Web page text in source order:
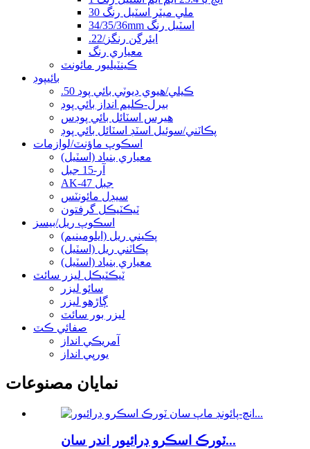
30 ملي ميٽر اسٽيل رنگ
34/35/36mm اسٽيل رنگ
.22/ايئرگن رنگز
معياري رنگ
ڪينٽيليور مائونٽ
بائيپوڊ
.50 ڪيلي/هيوي ڊيوٽي بائي پوڊ
بيرل-ڪلیم انداز بائي پوڊ
هيرس اسٽائل بائي پوڊس
پڪاٽني/سوئيل اسٽڊ اسٽائل بائي پوڊ
اسڪوپ ماؤنٽ/لوازمات
معياري بنياد (اسٽيل)
آر-15 جبل
AK-47 جبل
سيڊل مائونٽس
ٽيڪٽيڪل گرفتون
اسڪوپ ريل/بيسز
پڪيني ريل (ايلومينيم)
پڪاٽني ريل (اسٽيل)
معياري بنياد (اسٽيل)
ٽيڪٽيڪل ليزر سائٽ
سائو ليزر
ڳاڙهو ليزر
ليزر بور سائٽ
صفائي ڪٽ
آمريڪي انداز
يورپي انداز
نمايان مصنوعات
ٽورڪ اسڪرو ڊرائيور اندر سان...